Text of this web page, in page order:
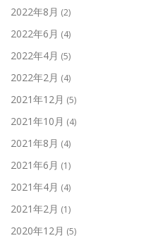
2022年8月 (2)
2022年6月 (4)
2022年4月 (5)
2022年2月 (4)
2021年12月 (5)
2021年10月 (4)
2021年8月 (4)
2021年6月 (1)
2021年4月 (4)
2021年2月 (1)
2020年12月 (5)